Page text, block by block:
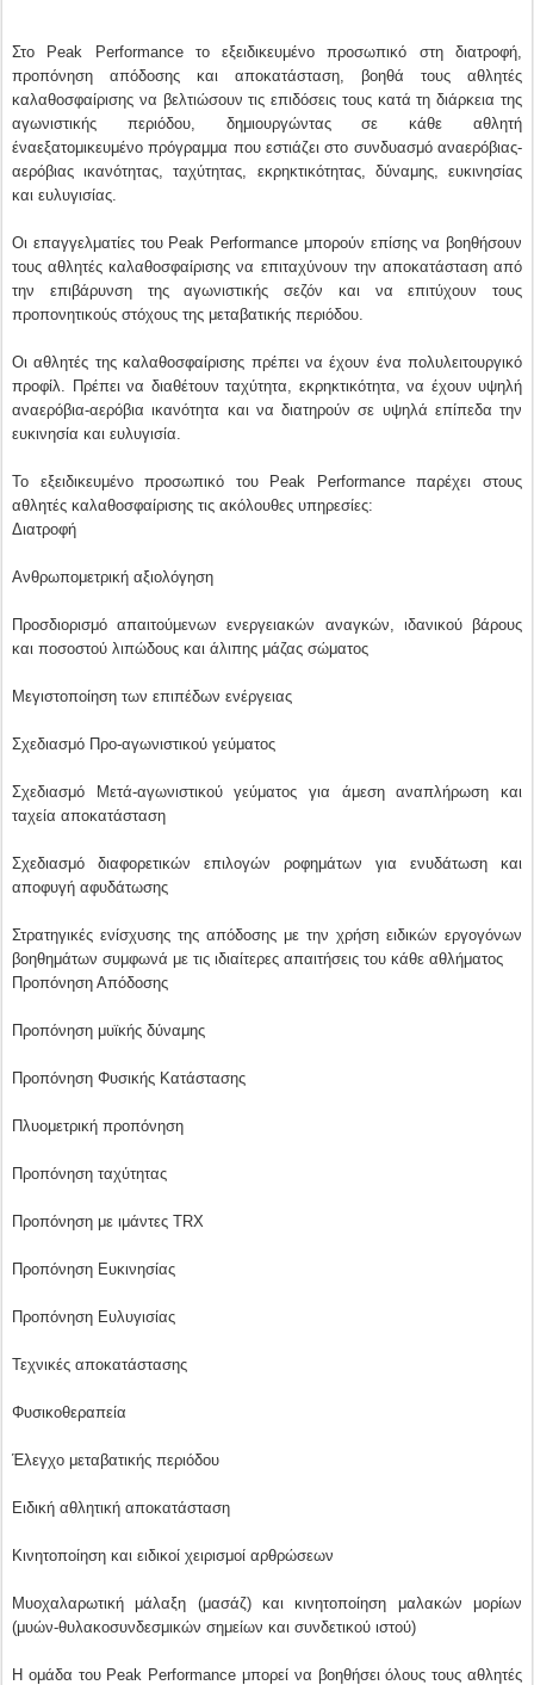
Στο Peak Performance το εξειδικευμένο προσωπικό στη διατροφή,
προπόνηση απόδοσης και αποκατάσταση, βοηθά τους αθλητές
καλαθοσφαίρισης να βελτιώσουν τις επιδόσεις τους κατά τη διάρκεια της
αγωνιστικής περιόδου, δημιουργώντας σε κάθε αθλητή
έναεξατομικευμένο πρόγραμμα που εστιάζει στο συνδυασμό αναερόβιας-
αερόβιας ικανότητας, ταχύτητας, εκρηκτικότητας, δύναμης, ευκινησίας
και ευλυγισίας.
Οι επαγγελματίες του Peak Performance μπορούν επίσης να βοηθήσουν
τους αθλητές καλαθοσφαίρισης να επιταχύνουν την αποκατάσταση από
την επιβάρυνση της αγωνιστικής σεζόν και να επιτύχουν τους
προπονητικούς στόχους της μεταβατικής περιόδου.
Οι αθλητές της καλαθοσφαίρισης πρέπει να έχουν ένα πολυλειτουργικό
προφίλ. Πρέπει να διαθέτουν ταχύτητα, εκρηκτικότητα, να έχουν υψηλή
αναερόβια-αερόβια ικανότητα και να διατηρούν σε υψηλά επίπεδα την
ευκινησία και ευλυγισία.
Το εξειδικευμένο προσωπικό του Peak Performance παρέχει στους
αθλητές καλαθοσφαίρισης τις ακόλουθες υπηρεσίες:
Διατροφή
Ανθρωπομετρική αξιολόγηση
Προσδιορισμό απαιτούμενων ενεργειακών αναγκών, ιδανικού βάρους
και ποσοστού λιπώδους και άλιπης μάζας σώματος
Μεγιστοποίηση των επιπέδων ενέργειας
Σχεδιασμό Προ-αγωνιστικού γεύματος
Σχεδιασμό Μετά-αγωνιστικού γεύματος για άμεση αναπλήρωση και
ταχεία αποκατάσταση
Σχεδιασμό διαφορετικών επιλογών ροφημάτων για ενυδάτωση και
αποφυγή αφυδάτωσης
Στρατηγικές ενίσχυσης της απόδοσης με την χρήση ειδικών εργογόνων
βοηθημάτων συμφωνά με τις ιδιαίτερες απαιτήσεις του κάθε αθλήματος
Προπόνηση Απόδοσης
Προπόνηση μυϊκής δύναμης
Προπόνηση Φυσικής Κατάστασης
Πλυομετρική προπόνηση
Προπόνηση ταχύτητας
Προπόνηση με ιμάντες TRX
Προπόνηση Ευκινησίας
Προπόνηση Ευλυγισίας
Τεχνικές αποκατάστασης
Φυσικοθεραπεία
Έλεγχο μεταβατικής περιόδου
Ειδική αθλητική αποκατάσταση
Κινητοποίηση και ειδικοί χειρισμοί αρθρώσεων
Μυοχαλαρωτική μάλαξη (μασάζ) και κινητοποίηση μαλακών μορίων
(μυών-θυλακοσυνδεσμικών σημείων και συνδετικού ιστού)
Η ομάδα του Peak Performance μπορεί να βοηθήσει όλους τους αθλητές